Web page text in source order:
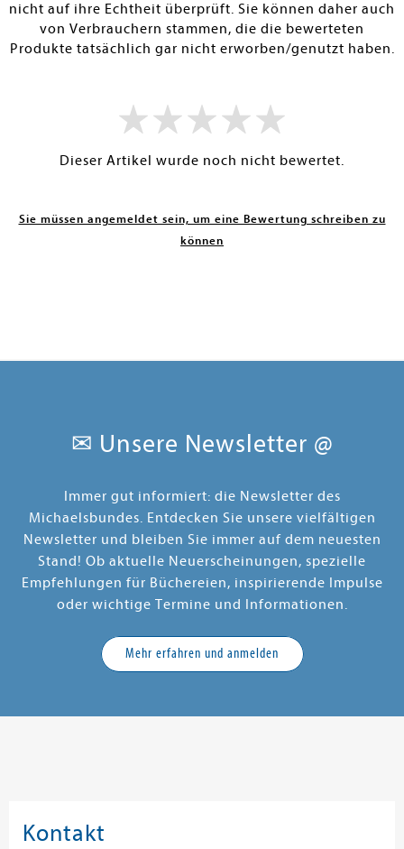
nicht auf ihre Echtheit überprüft. Sie können daher auch
von Verbrauchern stammen, die die bewerteten
Produkte tatsächlich gar nicht erworben/genutzt haben.
Dieser Artikel wurde noch nicht bewertet.
Sie müssen angemeldet sein, um eine Bewertung schreiben zu
können
✉ Unsere Newsletter @
Immer gut informiert: die Newsletter des
Michaelsbundes. Entdecken Sie unsere vielfältigen
Newsletter und bleiben Sie immer auf dem neuesten
Stand! Ob aktuelle Neuerscheinungen, spezielle
Empfehlungen für Büchereien, inspirierende Impulse
oder wichtige Termine und Informationen.
Mehr erfahren und anmelden
Kontakt